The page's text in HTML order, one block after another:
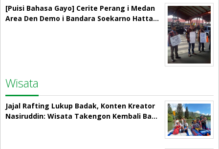
[Puisi Bahasa Gayo] Cerite Perang i Medan
Area Den Demo i Bandara Soekarno Hatta…
Wisata
Jajal Rafting Lukup Badak, Konten Kreator
Nasiruddin: Wisata Takengon Kembali Ba…